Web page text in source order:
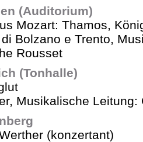
(Auditorium)
Mozart: Thamos,
Bolzano e Trento,
Rousset
(Tonhalle)
Musikalische Leitung:
(konzertant)